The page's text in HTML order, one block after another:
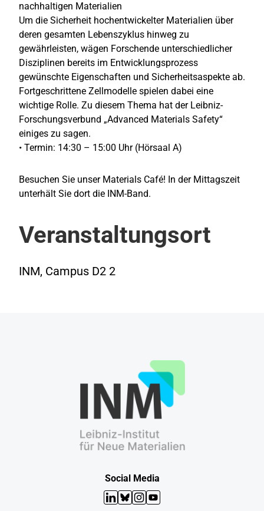
nachhaltigen Materialien
Um die Sicherheit hochentwickelter Materialien über
deren gesamten Lebenszyklus hinweg zu
gewährleisten, wägen Forschende unterschiedlicher
Disziplinen bereits im Entwicklungsprozess
gewünschte Eigenschaften und Sicherheitsaspekte ab.
Fortgeschrittene Zellmodelle spielen dabei eine
wichtige Rolle. Zu diesem Thema hat der Leibniz-
Forschungsverbund „Advanced Materials Safety“
einiges zu sagen.
• Termin: 14:30 – 15:00 Uhr (Hörsaal A)
Besuchen Sie unser Materials Café! In der Mittagszeit
unterhält Sie dort die INM-Band.
Veranstaltungsort
INM, Campus D2 2
Social Media
LinkedIn
Bluesky
Instagram
YouTube